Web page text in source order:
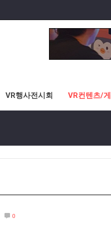
VR행사전시회 VR컨텐츠/
0